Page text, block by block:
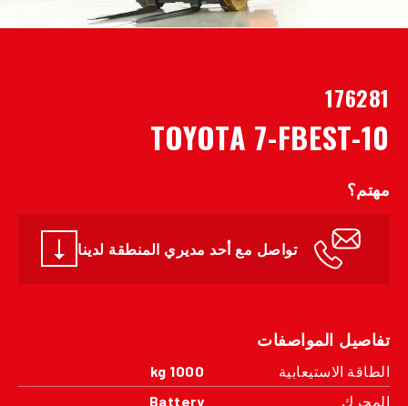
176281
TOYOTA 7-FBEST-10
مهتم؟
تواصل مع أحد مديري المنطقة لدينا
تفاصيل المواصفات
الطاقة الاستيعابية
1000 kg
المحرك
Battery